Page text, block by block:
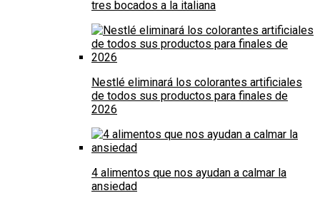
tres bocados a la italiana
Nestlé eliminará los colorantes artificiales
de todos sus productos para finales de
2026
4 alimentos que nos ayudan a calmar la
ansiedad